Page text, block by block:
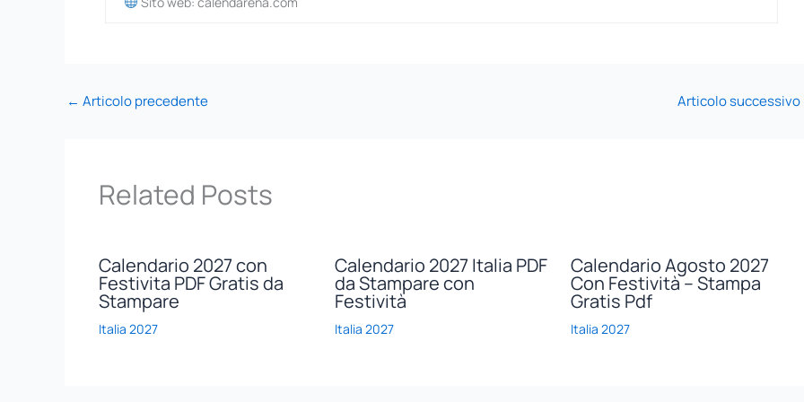
← Articolo precedente Articolo successivo
Related Posts
Calendario 2027 con
Festivita PDF Gratis da
Stampare
Italia 2027
Calendario 2027 Italia PDF
da Stampare con
Festività
Italia 2027
Calendario Agosto 2027
Con Festività – Stampa
Gratis Pdf
Italia 2027